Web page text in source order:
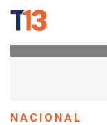
NACIONAL